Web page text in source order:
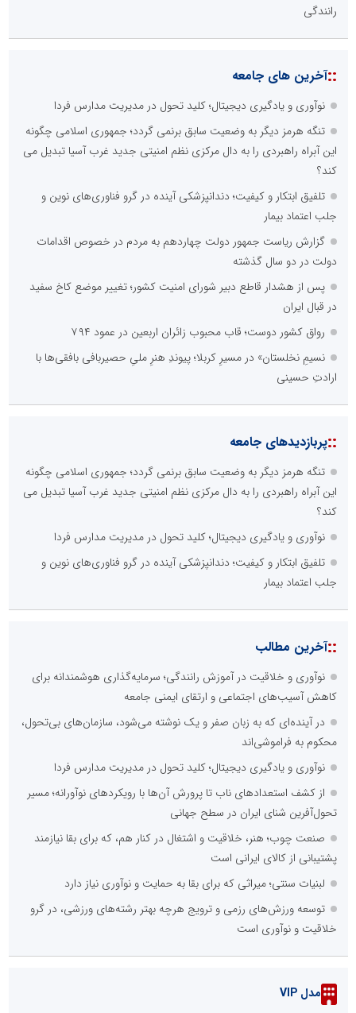
رانندگی
::آخرین های جامعه
نوآوری و یادگیری دیجیتال؛ کلید تحول در مدیریت مدارس فردا
تنگه هرمز دیگر به وضعیت سابق برنمی گردد؛ جمهوری اسلامی چگونه
این آبراه راهبردی را به دال مرکزی نظم امنیتی جدید غرب آسیا تبدیل می
کند؟
تلفیق ابتکار و کیفیت؛ دندانپزشکی آینده در گرو فناوری‌های نوین و
جلب اعتماد بیمار
گزارش ریاست جمهور دولت چهاردهم به مردم در خصوص اقدامات
دولت در دو سال گذشته
پس از هشدار قاطع دبیر شورای امنیت کشور؛ تغییر موضع کاخ سفید
در قبال ایران
رواق کشور دوست؛ قاب محبوب زائران اربعین در عمود ۷۹۴
نسیمِ نخلستان» در مسیرِ کربلا؛ پیوندِ هنرِ ملیِ حصیربافی بافقی‌ها با
ارادتِ حسینی
::پربازدیدهای جامعه
تنگه هرمز دیگر به وضعیت سابق برنمی گردد؛ جمهوری اسلامی چگونه
این آبراه راهبردی را به دال مرکزی نظم امنیتی جدید غرب آسیا تبدیل می
کند؟
نوآوری و یادگیری دیجیتال؛ کلید تحول در مدیریت مدارس فردا
تلفیق ابتکار و کیفیت؛ دندانپزشکی آینده در گرو فناوری‌های نوین و
جلب اعتماد بیمار
::آخرین مطالب
نوآوری و خلاقیت در آموزش رانندگی؛ سرمایه‌گذاری هوشمندانه برای
کاهش آسیب‌های اجتماعی و ارتقای ایمنی جامعه
در آینده‌ای که به زبان صفر و یک نوشته می‌شود، سازمان‌های بی‌تحول،
محکوم به فراموشی‌اند
نوآوری و یادگیری دیجیتال؛ کلید تحول در مدیریت مدارس فردا
از کشف استعدادهای ناب تا پرورش آن‌ها با رویکردهای نوآورانه؛ مسیر
تحول‌آفرین شنای ایران در سطح جهانی
صنعت چوب؛ هنر، خلاقیت و اشتغال در کنار هم، که برای بقا نیازمند
پشتیبانی از کالای ایرانی است
لبنیات سنتی؛ میراثی که برای بقا به حمایت و نوآوری نیاز دارد
توسعه ورزش‌های رزمی و ترویج هرچه بهتر رشته‌های ورزشی، در گرو
خلاقیت و نوآوری است
مدل VIP